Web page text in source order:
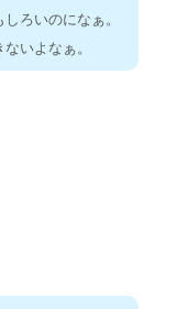
ろいのになぁ。
いよなぁ。